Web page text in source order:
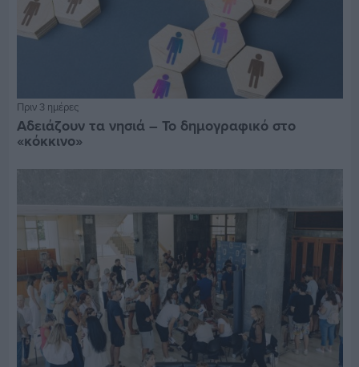
Πριν 3 ημέρες
Αδειάζουν τα νησιά – Το δημογραφικό στο
«κόκκινο»